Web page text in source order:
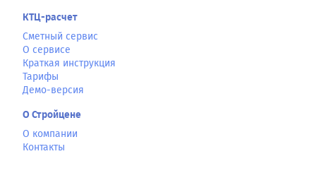
КТЦ-расчет
Сметный сервис
О сервисе
Краткая инструкция
Тарифы
Демо-версия
О Стройцене
О компании
Контакты